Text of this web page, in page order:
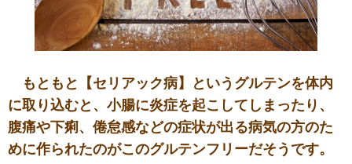
もともと【セリアック病】というグルテンを体内
に取り込むと、小腸に炎症を起こしてしまったり、
腹痛や下痢、倦怠感などの症状が出る病気の方のた
めに作られたのがこのグルテンフリーだそうです。